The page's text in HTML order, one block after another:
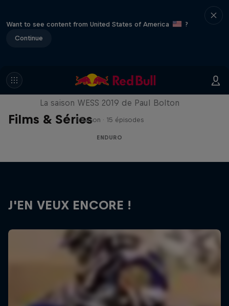
Want to see content from United States of America
?
Continue
Films & Séries
Nuts and Boltons
La saison WESS 2019 de Paul Bolton
1 Saison · 15 épisodes
ENDURO
J'EN VEUX ENCORE !